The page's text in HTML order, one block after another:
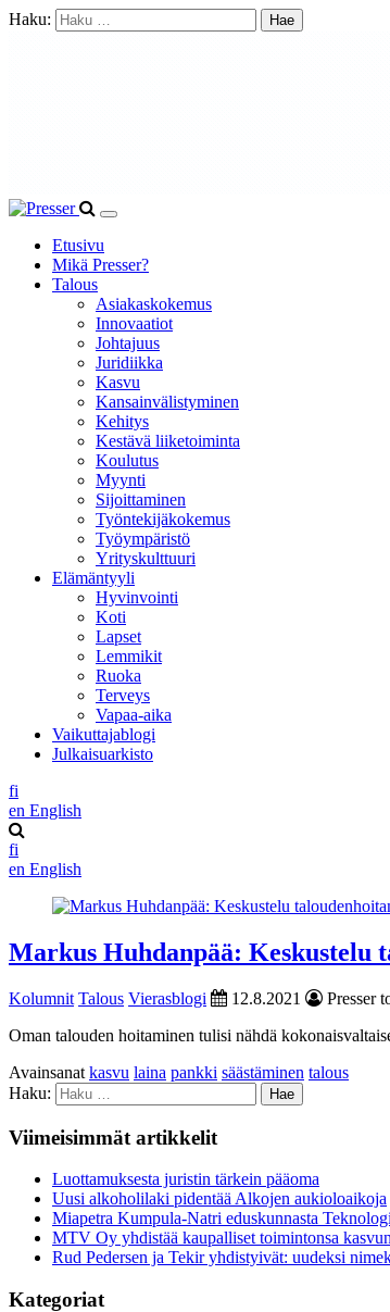
Haku:
Etusivu
Mikä Presser?
Talous
Asiakaskokemus
Innovaatiot
Johtajuus
Juridiikka
Kasvu
Kansainvälistyminen
Kehitys
Kestävä liiketoiminta
Koulutus
Myynti
Sijoittaminen
Työntekijäkokemus
Työympäristö
Yrityskulttuuri
Elämäntyyli
Hyvinvointi
Koti
Lapset
Lemmikit
Ruoka
Terveys
Vapaa-aika
Vaikuttajablogi
Julkaisuarkisto
fi
en English
fi
en English
Markus Huhdanpää: Keskustelu
Kolumnit Talous Vierasblogi 12.8.2021
Presser
Oman talouden hoitaminen tulisi nähdä
Avainsanat kasvu laina pankki säästäminen talous
Haku:
Viimeisimmät artikkelit
Luottamuksesta juristin tärkein pääoma
Uusi alkoholilaki pidentää Alkojen aukioloaikoja
Miapetra Kumpula-Natri eduskunnasta
MTV Oy yhdistää kaupalliset toimintonsa
Rud Pedersen ja Tekir yhdistyivät: uudeksi
Kategoriat